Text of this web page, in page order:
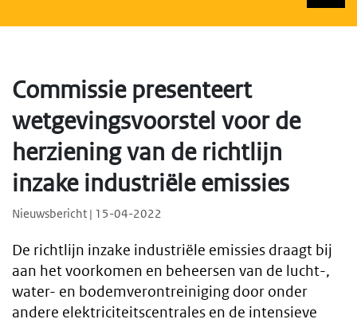
Commissie presenteert
wetgevingsvoorstel voor de
herziening van de richtlijn
inzake industriële emissies
Nieuwsbericht | 15-04-2022
De richtlijn inzake industriële emissies draagt bij
aan het voorkomen en beheersen van de lucht-,
water- en bodemverontreiniging door onder
andere elektriciteitscentrales en de intensieve